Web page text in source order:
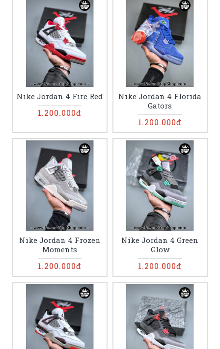
Nike Jordan 4 Fire Red
1.200.000đ
Nike Jordan 4 Florida
Gators
1.200.000đ
Nike Jordan 4 Frozen
Moments
1.200.000đ
Nike Jordan 4 Green
Glow
1.200.000đ